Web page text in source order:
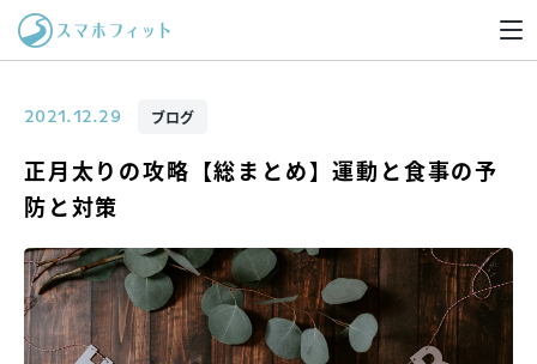
2021.12.29 ブログ
正月太りの攻略【総まとめ】運動と食事の予
防と対策